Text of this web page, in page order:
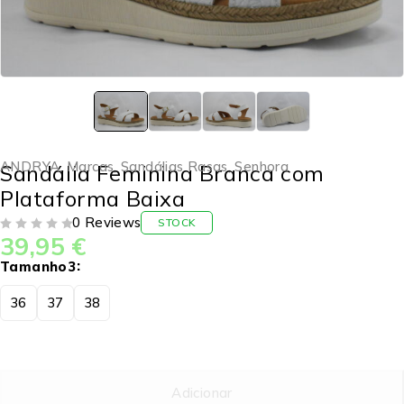
ANDRYA, Marcas,Sandálias Rasas,Senhora
Sandália Feminina Branca com
Plataforma Baixa
0 Reviews STOCK
39,95 €
Tamanho3
36 37 38
Adicionar